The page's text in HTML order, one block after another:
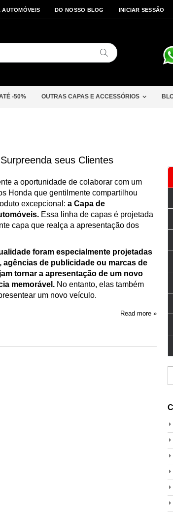
AUTOMÓVEIS DO NOSSO BLOG INICIAR SESSÃO
Pesquisa
-50% OUTRAS CAPAS E ACCESSÓRIOS
seus Clientes
a oportunidade de colaborar com um
Honda que gentilmente compartilhou
excepcional: a Capa de
Essa linha de capas é projetada
capa que realça a apresentação dos
foram especialmente projetadas
agências de publicidade ou marcas de
tornar a apresentação de um novo
memorável. No entanto, elas também
um novo veículo.
Read more »